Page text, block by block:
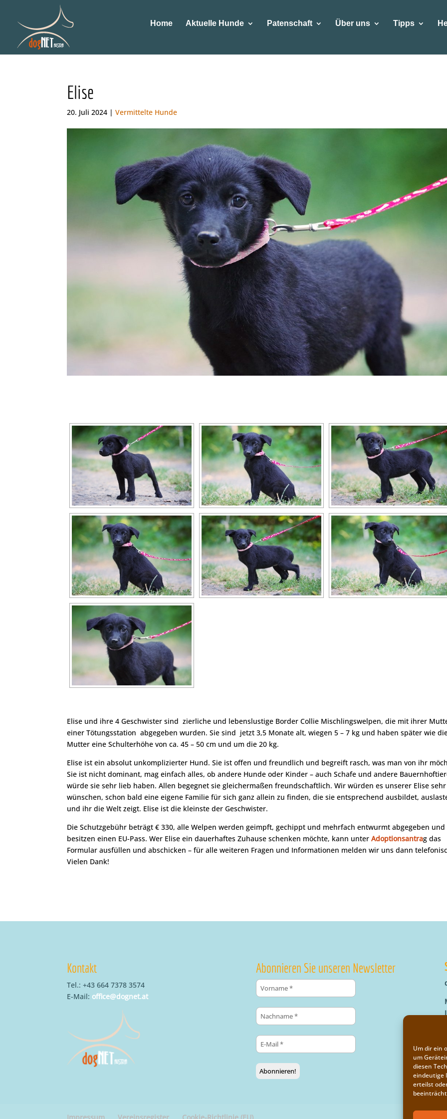
Um dir ein
um
diesen
eindeutige
erteilst
Home Aktuelle Hunde Patenschaft Über uns Tipps
Elise
20. Juli 2024 |Vermittelte Hunde
Elise und ihre 4 Geschwister sind zierliche und lebenslustige Border Collie Mischlingswelpen, die mit ihrer
einer Tötungsstation abgegeben wurden. Sie sind jetzt 3,5 Monate alt, wiegen 5 – 7 kg und haben später wie
Mutter eine Schulterhöhe von ca. 45 – 50 cm und um die 20 kg.
Elise ist ein absolut unkomplizierter Hund. Sie ist offen und freundlich und begreift rasch, was man von ihr
Sie ist nicht dominant, mag einfach alles, ob andere Hunde oder Kinder – auch Schafe und andere
würde sie sehr lieb haben. Allen begegnet sie gleichermaßen freundschaftlich. Wir würden es unserer Elise sehr
wünschen, schon bald eine eigene Familie für sich ganz allein zu finden, die sie entsprechend ausbildet,
und ihr die Welt zeigt. Elise ist die kleinste der Geschwister.
Die Schutzgebühr beträgt € 330, alle Welpen werden geimpft, gechippt und mehrfach entwurmt abgegeben und
besitzen einen EU-Pass. Wer Elise ein dauerhaftes Zuhause schenken möchte, kann unterAdoptionsantrag das
Formular ausfüllen und abschicken – für alle weiteren Fragen und Informationen melden wir uns dann
Vielen Dank!
Kontakt
Tel.: +43 664 7378 3574
E-Mail: office@dognet.at
Abonnieren Sie unseren Newsletter